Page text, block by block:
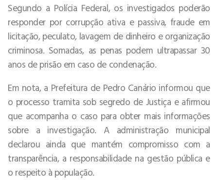
Segundo a Polícia Federal, os investigados poderão
responder por corrupção ativa e passiva, fraude em
licitação, peculato, lavagem de dinheiro e organização
criminosa. Somadas, as penas podem ultrapassar 30
anos de prisão em caso de condenação.
Em nota, a Prefeitura de Pedro Canário informou que
o processo tramita sob segredo de Justiça e afirmou
que acompanha o caso para obter mais informações
sobre a investigação. A administração municipal
declarou ainda que mantém compromisso com a
transparência, a responsabilidade na gestão pública e
o respeito à população.